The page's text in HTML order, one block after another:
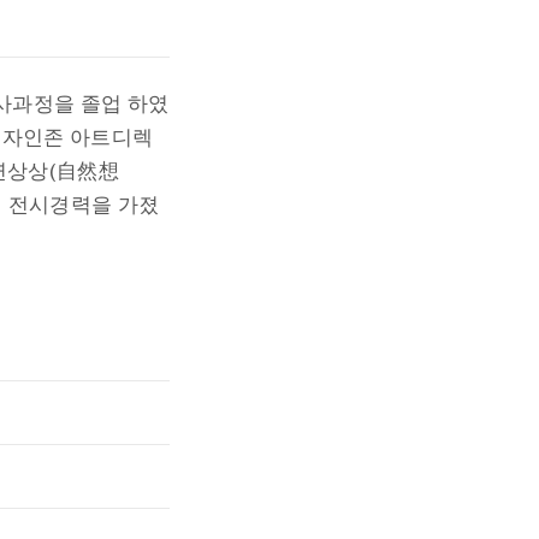
과정을 졸업 하였
인존 아트디렉
상상(自然想
시경력을 가졌